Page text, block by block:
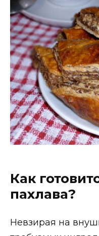
Как
пахлава?
Невзирая на